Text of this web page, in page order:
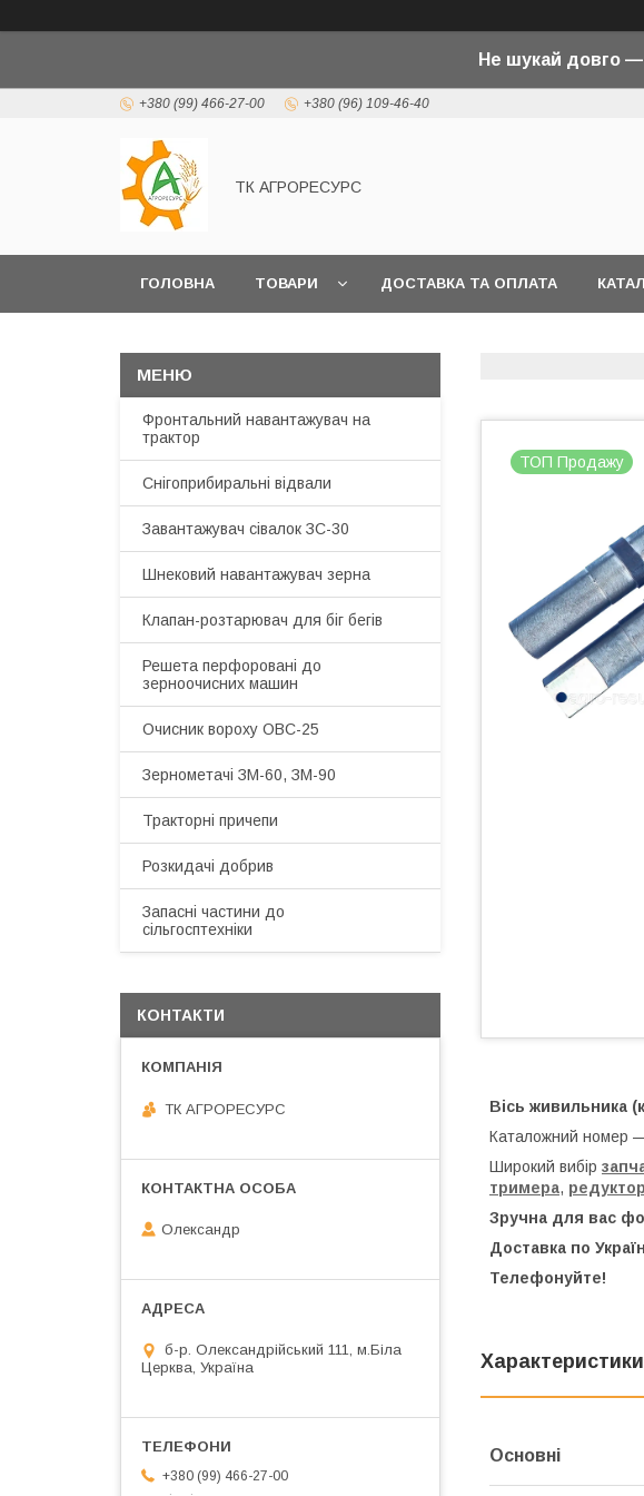
Не шукай довго —
+380 (99) 466-27-00 +380 (96) 109-46-40
ТК АГРОРЕСУРС
ГОЛОВНА ТОВАРИ ДОСТАВКА ТА ОПЛАТА
ТОП Продажу
Вісь живильника
Каталожний номер
Широкий вибір
тримера,
Зручна для вас
Доставка по
Телефонуйте!
Характеристики
Основні
Фронтальний навантажувач на
трактор
Снігоприбиральні відвали
Завантажувач сівалок ЗС-30
Шнековий навантажувач зерна
Клапан-розтарювач для біг бегів
Решета перфоровані до
зерноочисних машин
Очисник вороху ОВС-25
Зернометачі ЗМ-60, ЗМ-90
Тракторні причепи
Розкидачі добрив
Запасні частини до
сільгосптехніки
КОНТАКТИ
ТК АГРОРЕСУРС
Олександр
б-р. Олександрійський 111, м.Біла
Церква, Україна
+380 (99) 466-27-00